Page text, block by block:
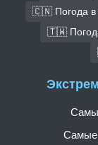
🇨🇳 Погода в
🇹🇼
Самые